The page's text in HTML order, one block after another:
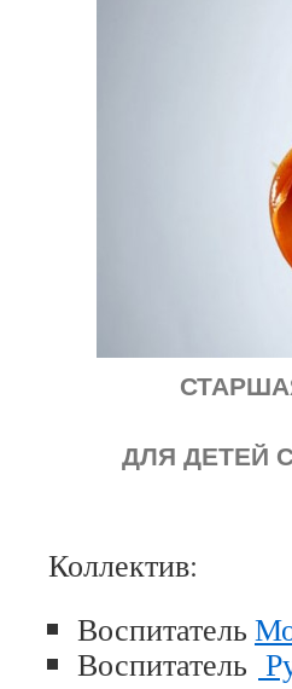
ДЛЯ ДЕТЕЙ
Коллектив:
Воспитатель
Воспитатель